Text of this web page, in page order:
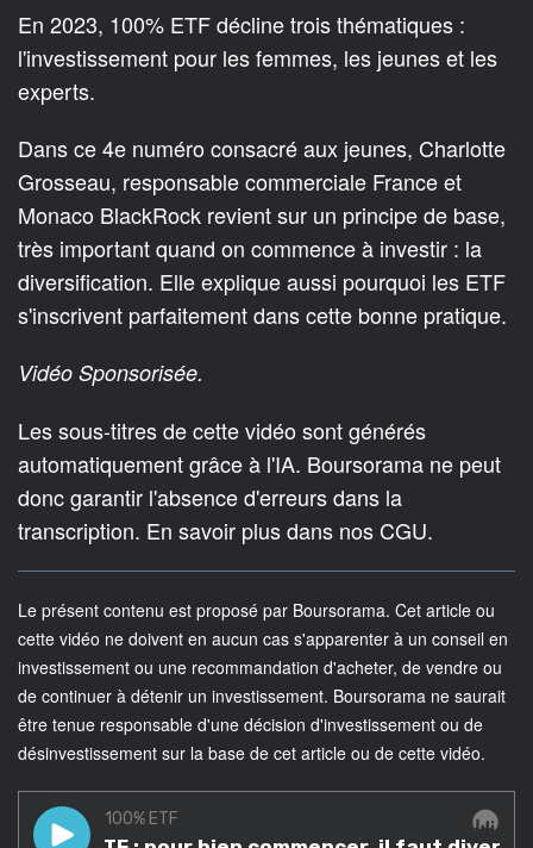
En 2023, 100% ETF décline trois thématiques :
l'investissement pour les femmes, les jeunes et les
experts.
Dans ce 4e numéro consacré aux jeunes, Charlotte
Grosseau, responsable commerciale France et
Monaco BlackRock revient sur un principe de base,
très important quand on commence à investir : la
diversification. Elle explique aussi pourquoi les ETF
s'inscrivent parfaitement dans cette bonne pratique.
Vidéo Sponsorisée.
Les sous-titres de cette vidéo sont générés
automatiquement grâce à l'IA. Boursorama ne peut
donc garantir l'absence d'erreurs dans la
transcription. En savoir plus dans nos CGU.
Le présent contenu est proposé par Boursorama. Cet article ou
cette vidéo ne doivent en aucun cas s'apparenter à un conseil en
investissement ou une recommandation d'acheter, de vendre ou
de continuer à détenir un investissement. Boursorama ne saurait
être tenue responsable d'une décision d'investissement ou de
désinvestissement sur la base de cet article ou de cette vidéo.